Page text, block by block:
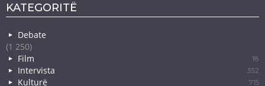
KATEGORITË
Debate
(1 250)
Film
18
Intervista 352
Kulturë 715